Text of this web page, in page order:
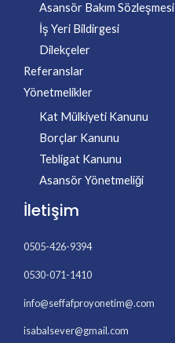
Asansör Bakım Sözleşmesi
İş Yeri Bildirgesi
Dilekçeler
Referanslar
Yönetmelikler
Kat Mülkiyeti Kanunu
Borçlar Kanunu
Tebligat Kanunu
Asansör Yönetmeliği
İletişim
0505-426-9394
0530-071-1410
info@seffafproyonetim@.com
isabalsever@gmail.com